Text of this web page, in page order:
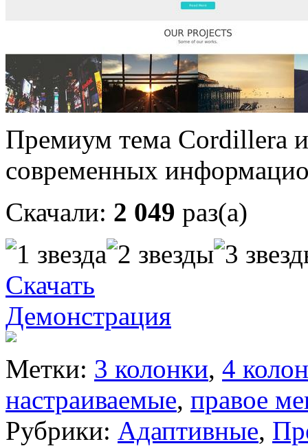
Премиум тема Cordillera
современных
Скачали: 2 049 раз(а)
Скачать
Демонстрация
Метки: 3 колонки, 4
настраиваемые, правое
Рубрики: Адаптивные,